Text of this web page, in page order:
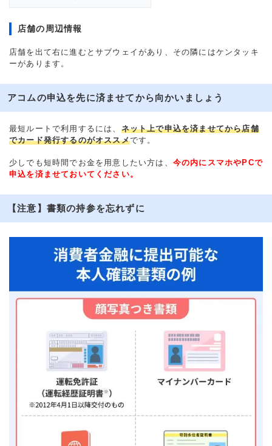
店舗の周辺情報
店舗を出て右に進むとサブウェイがあり、その隣にはケンタッキ
ーがあります。
アコムの申込を先に済ませてから向かいましょう
最短ルートで利用するには、 ネット上で申込を済ませてから店舗
でカード発行するのがオススメです。
少しでも短時間でお金を用意したい方は、 今の内にスマホやPCで
申込を済ませておいてください。
【注意】書類の持参を忘れずに